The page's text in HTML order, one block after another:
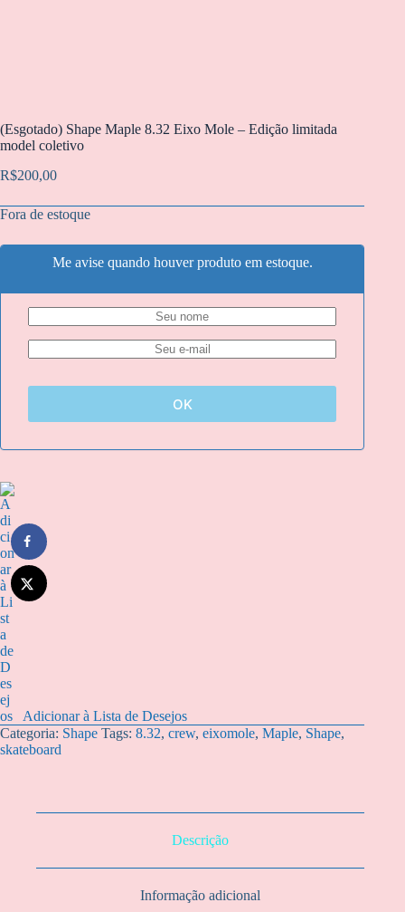
(Esgotado) Shape Maple 8.32 Eixo Mole – Edição limitada
model coletivo
R$200,00
Fora de estoque
Me avise quando houver produto em estoque.
OK
Adicionar à Lista de Desejos
Categoria: Shape Tags: 8.32, crew, eixomole, Maple, Shape,
skateboard
Descrição
Informação adicional